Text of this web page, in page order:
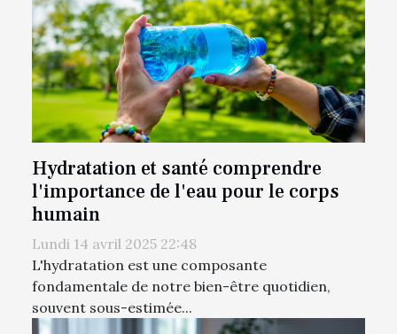
Hydratation et santé comprendre
l'importance de l'eau pour le corps
humain
Lundi 14 avril 2025 22:48
L'hydratation est une composante
fondamentale de notre bien-être quotidien,
souvent sous-estimée...